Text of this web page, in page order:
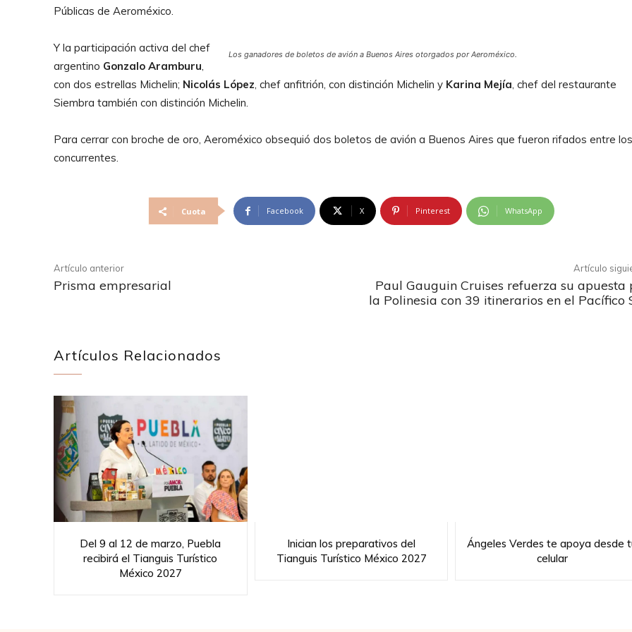
Públicas de Aeroméxico.
Los ganadores de boletos de avión a Buenos Aires otorgados por Aeroméxico.
Y la participación activa del chef
argentino Gonzalo Aramburu,
con dos estrellas Michelin; Nicolás López, chef anfitrión, con distinción Michelin y Karina Mejía, chef del restaurante
Siembra también con distinción Michelin.
Para cerrar con broche de oro, Aeroméxico obsequió dos boletos de avión a Buenos Aires que fueron rifados entre los
concurrentes.
Cuota Facebook X Pinterest WhatsApp
Artículo anterior
Prisma empresarial
Artículo
Paul Gauguin Cruises refuerza su apuesta
la Polinesia con 39 itinerarios en el Pacífico
Artículos Relacionados
Del 9 al 12 de marzo, Puebla
recibirá el Tianguis Turístico
México 2027
Inician los preparativos del
Tianguis Turístico México 2027
Ángeles Verdes te apoya desde
celular